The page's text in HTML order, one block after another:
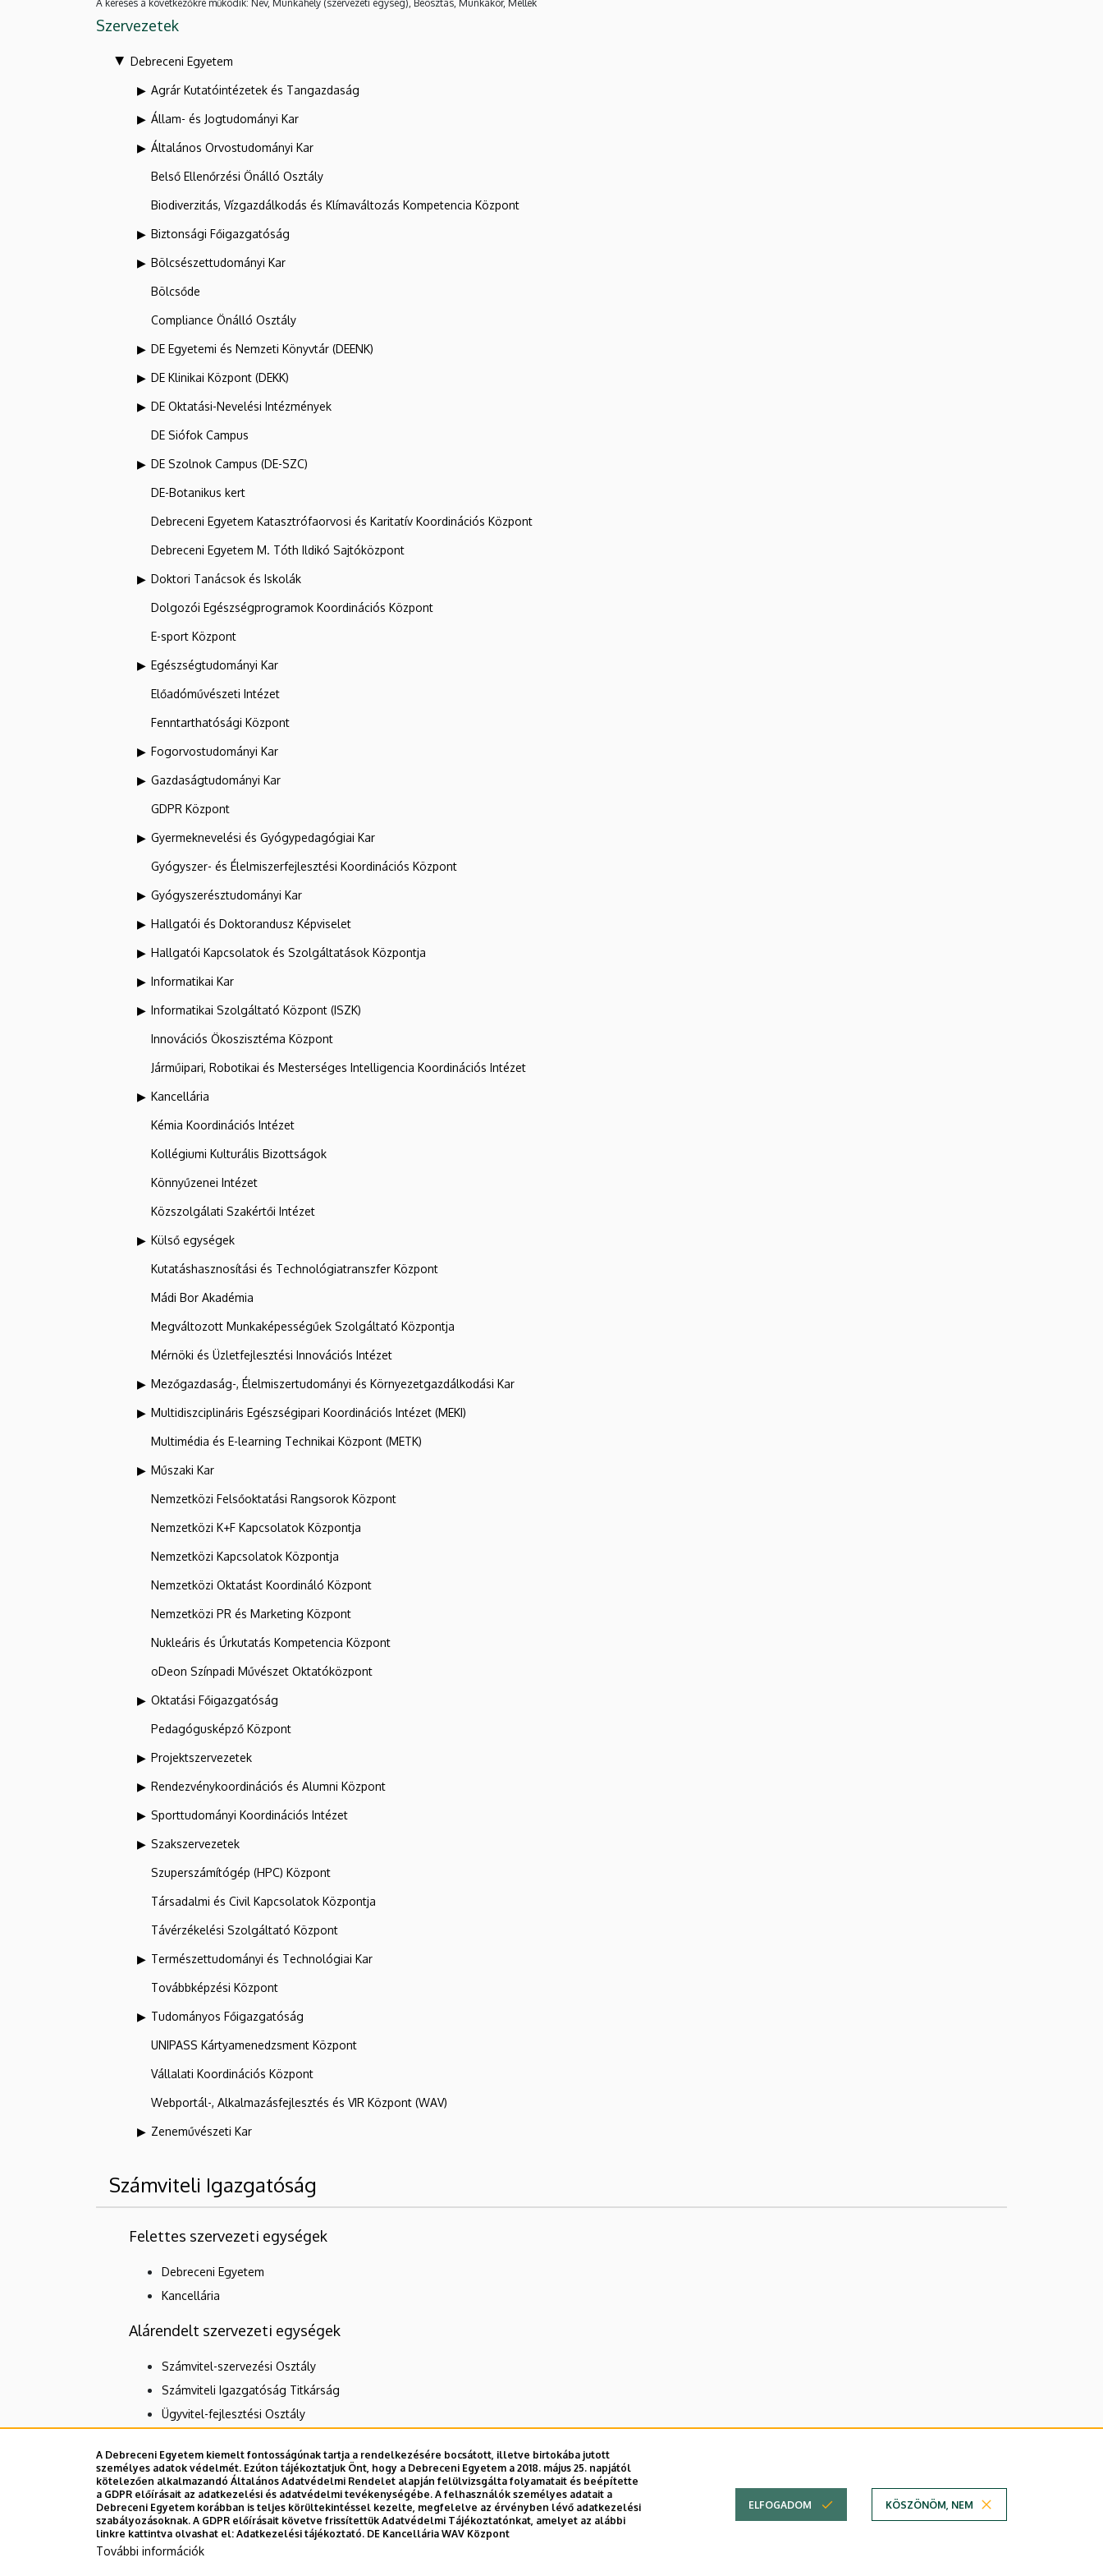
A keresés a következőkre működik: Név, Munkahely (szervezeti egység), Beosztás, Munkakör, Mellék
Szervezetek
Debreceni Egyetem
Agrár Kutatóintézetek és Tangazdaság
Állam- és Jogtudományi Kar
Általános Orvostudományi Kar
Belső Ellenőrzési Önálló Osztály
Biodiverzitás, Vízgazdálkodás és Klímaváltozás Kompetencia Központ
Biztonsági Főigazgatóság
Bölcsészettudományi Kar
Bölcsőde
Compliance Önálló Osztály
DE Egyetemi és Nemzeti Könyvtár (DEENK)
DE Klinikai Központ (DEKK)
DE Oktatási-Nevelési Intézmények
DE Siófok Campus
DE Szolnok Campus (DE-SZC)
DE-Botanikus kert
Debreceni Egyetem Katasztrófaorvosi és Karitatív Koordinációs Központ
Debreceni Egyetem M. Tóth Ildikó Sajtóközpont
Doktori Tanácsok és Iskolák
Dolgozói Egészségprogramok Koordinációs Központ
E-sport Központ
Egészségtudományi Kar
Előadóművészeti Intézet
Fenntarthatósági Központ
Fogorvostudományi Kar
Gazdaságtudományi Kar
GDPR Központ
Gyermeknevelési és Gyógypedagógiai Kar
Gyógyszer- és Élelmiszerfejlesztési Koordinációs Központ
Gyógyszerésztudományi Kar
Hallgatói és Doktorandusz Képviselet
Hallgatói Kapcsolatok és Szolgáltatások Központja
Informatikai Kar
Informatikai Szolgáltató Központ (ISZK)
Innovációs Ökoszisztéma Központ
Járműipari, Robotikai és Mesterséges Intelligencia Koordinációs Intézet
Kancellária
Kémia Koordinációs Intézet
Kollégiumi Kulturális Bizottságok
Könnyűzenei Intézet
Közszolgálati Szakértői Intézet
Külső egységek
Kutatáshasznosítási és Technológiatranszfer Központ
Mádi Bor Akadémia
Megváltozott Munkaképességűek Szolgáltató Központja
Mérnöki és Üzletfejlesztési Innovációs Intézet
Mezőgazdaság-, Élelmiszertudományi és Környezetgazdálkodási Kar
Multidiszciplináris Egészségipari Koordinációs Intézet (MEKI)
Multimédia és E-learning Technikai Központ (METK)
Műszaki Kar
Nemzetközi Felsőoktatási Rangsorok Központ
Nemzetközi K+F Kapcsolatok Központja
Nemzetközi Kapcsolatok Központja
Nemzetközi Oktatást Koordináló Központ
Nemzetközi PR és Marketing Központ
Nukleáris és Űrkutatás Kompetencia Központ
oDeon Színpadi Művészet Oktatóközpont
Oktatási Főigazgatóság
Pedagógusképző Központ
Projektszervezetek
Rendezvénykoordinációs és Alumni Központ
Sporttudományi Koordinációs Intézet
Szakszervezetek
Szuperszámítógép (HPC) Központ
Társadalmi és Civil Kapcsolatok Központja
Távérzékelési Szolgáltató Központ
Természettudományi és Technológiai Kar
Továbbképzési Központ
Tudományos Főigazgatóság
UNIPASS Kártyamenedzsment Központ
Vállalati Koordinációs Központ
Webportál-, Alkalmazásfejlesztés és VIR Központ (WAV)
Zeneművészeti Kar
Számviteli Igazgatóság
Felettes szervezeti egységek
Debreceni Egyetem
Kancellária
Alárendelt szervezeti egységek
Számvitel-szervezési Osztály
Számviteli Igazgatóság Titkárság
Ügyvitel-fejlesztési Osztály
Dolgozói adatmódosítás igénylése a DE telefonkönyvében|Külső személyek rögzítése a DE telefonkönyvében
A Debreceni Egyetem kiemelt fontosságúnak tartja a rendelkezésére bocsátott, illetve birtokába jutott
személyes adatok védelmét. Ezúton tájékoztatjuk Önt, hogy a Debreceni Egyetem a 2018. május 25. napjától
kötelezően alkalmazandó Általános Adatvédelmi Rendelet alapján felülvizsgálta folyamatait és beépítette
a GDPR előírásait az adatkezelési és adatvédelmi tevékenységébe. A felhasználók személyes adatait a
Debreceni Egyetem korábban is teljes körültekintéssel kezelte, megfelelve az érvényben lévő adatkezelési
szabályozásoknak. A GDPR előírásait követve frissítettük Adatvédelmi Tájékoztatónkat, amelyet az alábbi
linkre kattintva olvashat el: Adatkezelési tájékoztató. DE Kancellária WAV Központ
További információk
ELFOGADOM KÖSZÖNÖM, NEM